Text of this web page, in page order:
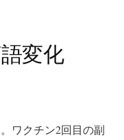
変化
ワクチン2回目の副